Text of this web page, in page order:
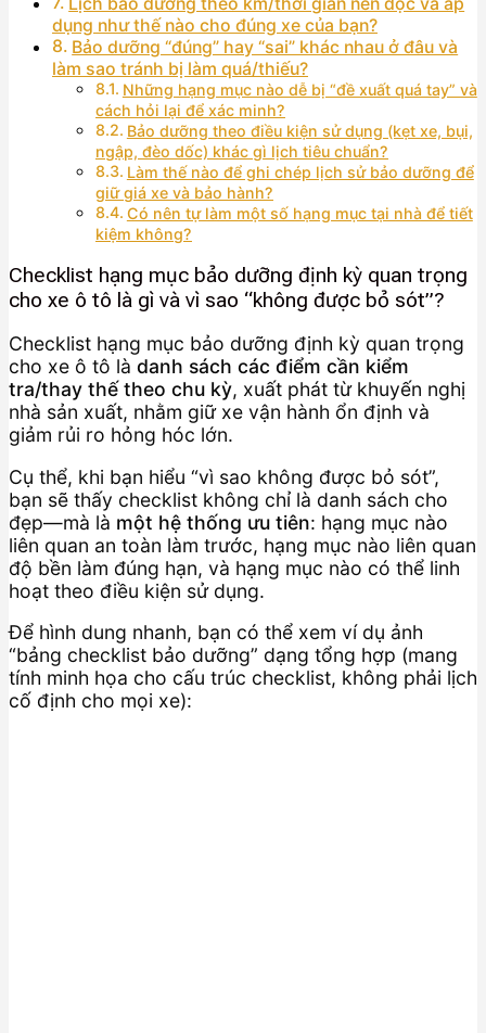
dụng như thế nào cho đúng xe của bạn?
Bảo dưỡng “đúng” hay “sai” khác nhau ở đâu và
làm sao tránh bị làm quá/thiếu?
Những hạng mục nào dễ bị “đề xuất quá tay” và
cách hỏi lại để xác minh?
Bảo dưỡng theo điều kiện sử dụng (kẹt xe, bụi,
ngập, đèo dốc) khác gì lịch tiêu chuẩn?
Làm thế nào để ghi chép lịch sử bảo dưỡng để
giữ giá xe và bảo hành?
Có nên tự làm một số hạng mục tại nhà để tiết
kiệm không?
Checklist hạng mục bảo dưỡng định kỳ quan trọng
cho xe ô tô là gì và vì sao “không được bỏ sót”?
Checklist hạng mục bảo dưỡng định kỳ quan trọng
cho xe ô tô là danh sách các điểm cần kiểm
tra/thay thế theo chu kỳ, xuất phát từ khuyến nghị
nhà sản xuất, nhằm giữ xe vận hành ổn định và
giảm rủi ro hỏng hóc lớn.
Cụ thể, khi bạn hiểu “vì sao không được bỏ sót”,
bạn sẽ thấy checklist không chỉ là danh sách cho
đẹp—mà là một hệ thống ưu tiên: hạng mục nào
liên quan an toàn làm trước, hạng mục nào liên quan
độ bền làm đúng hạn, và hạng mục nào có thể linh
hoạt theo điều kiện sử dụng.
Để hình dung nhanh, bạn có thể xem ví dụ ảnh
“bảng checklist bảo dưỡng” dạng tổng hợp (mang
tính minh họa cho cấu trúc checklist, không phải lịch
cố định cho mọi xe):